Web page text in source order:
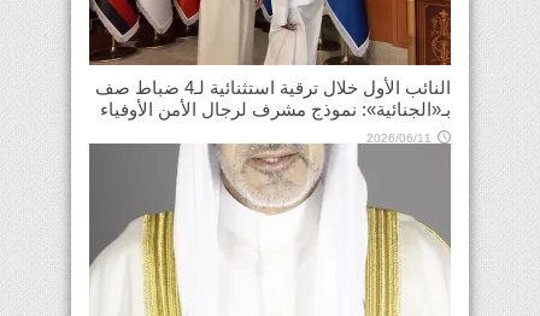
النائب الأول خلال ترقية استثنائية لـ4 ضباط صف
بـ«الجنائية»: نموذج مشرف لرجال الأمن الأوفياء
2026/06/11